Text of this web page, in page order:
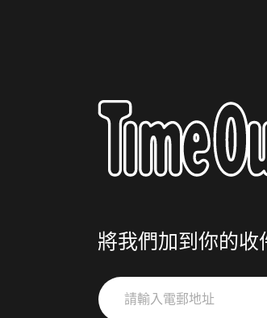
將我們加到你的收
請
輸